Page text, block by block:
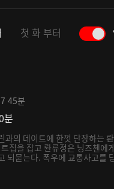
첫 화 부터
45분
분
과의 데이트에 한껏 단장하는
집을 잡고 롼류정은 닝즈첸에
되묻는다. 폭우에 교통사고를